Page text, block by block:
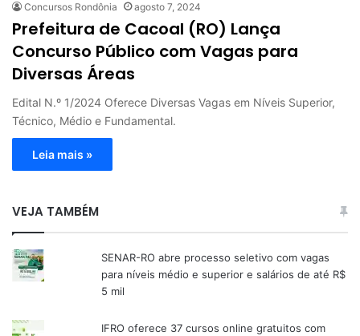
Concursos Rondônia agosto 7, 2024
Prefeitura de Cacoal (RO) Lança
Concurso Público com Vagas para
Diversas Áreas
Edital N.º 1/2024 Oferece Diversas Vagas em Níveis Superior,
Técnico, Médio e Fundamental.
Leia mais »
VEJA TAMBÉM
SENAR-RO abre processo seletivo com vagas
para níveis médio e superior e salários de até R$
5 mil
IFRO oferece 37 cursos online gratuitos com